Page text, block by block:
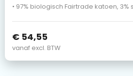
• 97% biologisch Fairtrade katoen, 3%
€ 54,55
vanaf excl. BTW